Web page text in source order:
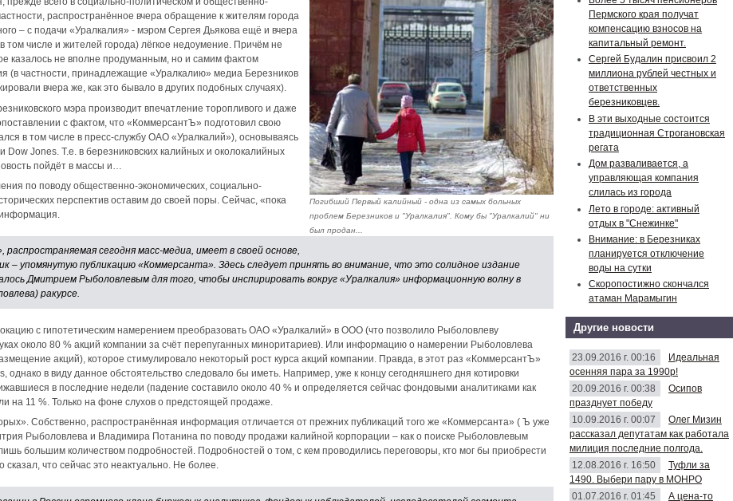
Погибший Первый калийный - одна из самых больных
проблем Березников и "Уралкалия". Кому бы "Уралкалий" ни
был продан...
распространённое вчера обращение к жителям города
– с подачи «Уралкалия» - мэром Сергея Дьякова ещё и вчера
том числе и жителей города) лёгкое недоумение. Причём не
казалось не вполне продуманным, но и самим фактом
(в частности, принадлежащие «Уралкалию» медиа Березников
вчера же, как это бывало в других подобных случаях).
мэра производит впечатление торопливого и даже
с фактом, что «КоммерсантЪ» подготовил свою
в том числе в пресс-службу ОАО «Уралкалий»), основываясь
Jones. Т.е. в березниковских калийных и околокалийных
пойдёт в массы и…
по поводу общественно-экономических, социально-
перспектив оставим до своей поры. Сейчас, «пока
распространяемая сегодня масс-медиа, имеет в своей основе,
– упомянутую публикацию «Коммерсанта». Здесь следует принять во внимание, что это солидное издание
Дмитрием Рыболовлевым для того, чтобы инспирировать вокруг «Уралкалия» информационную волну в
ракурсе.
с гипотетическим намерением преобразовать ОАО «Уралкалий» в ООО (что позволило Рыболовлеву
около 80 % акций компании за счёт перепуганных миноритариев). Или информацию о намерении Рыболовлева
акций), которое стимулировало некоторый рост курса акций компании. Правда, в этот раз «КоммерсантЪ»
однако в виду данное обстоятельство следовало бы иметь. Например, уже к концу сегодняшнего дня котировки
в последние недели (падение составило около 40 % и определяется сейчас фондовыми аналитиками как
на 11 %. Только на фоне слухов о предстоящей продаже.
Собственно, распространённая информация отличается от прежних публикаций того же «Коммерсанта» ( Ъ уже
Рыболовлева и Владимира Потанина по поводу продажи калийной корпорации – как о поиске Рыболовлевым
большим количеством подробностей. Подробностей о том, с кем проводились переговоры, кто мог бы приобрести
сказал, что сейчас это неактуально. Не более.
Пермского края получат
компенсацию взносов на
капитальный ремонт.
Сергей Будалин присвоил 2
миллиона рублей честных и
ответственных
березниковцев.
В эти выходные состоится
традиционная Строгановская
регата
Дом разваливается, а
управляющая компания
слилась из города
Лето в городе: активный
отдых в "Снежинке"
Внимание: в Березниках
планируется отключение
воды на сутки
Скоропостижно скончался
атаман Марамыгин
Другие новости
23.09.2016 г. 00:16
Идеальная
осенняя пара за 1990р!
20.09.2016 г. 00:38
Осипов
празднует победу
10.09.2016 г. 00:07
Олег Мизин
рассказал депутатам как работала
милиция последние полгода.
12.08.2016 г. 16:50
Туфли за
1490. Выбери пару в МОНРО
01.07.2016 г. 01:45
А цена-то